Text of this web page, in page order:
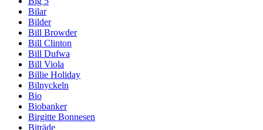
Bilar
Bilder
Bill Browder
Bill Clinton
Bill Dufwa
Bill Viola
Billie Holiday
Bilnyckeln
Bio
Biobanker
Birgitte Bonnesen
Biträde